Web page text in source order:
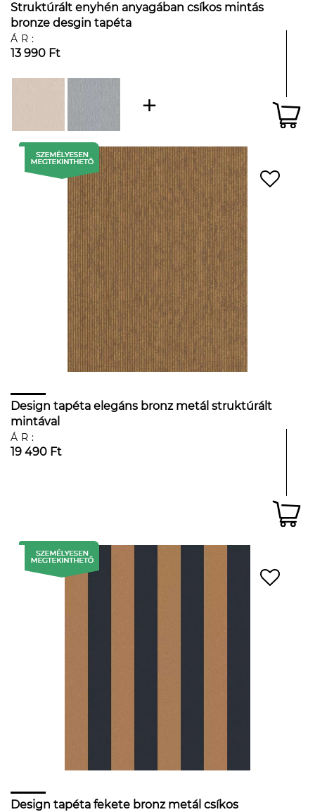
Struktúrált enyhén anyagában csíkos mintás
bronze desgin tapéta
ÁR:
13 990 Ft
Design tapéta elegáns bronz metál struktúrált
mintával
ÁR:
19 490 Ft
Design tapéta fekete bronz metál csíkos